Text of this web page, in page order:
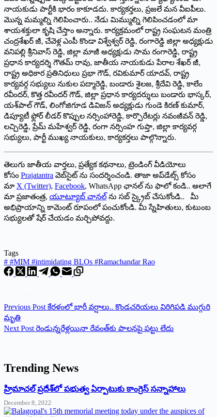
నాయకుడు పార్టీకి భారం కాకూడదు. కార్యకర్తలు, ప్రజలే మన వీఐపీలు.
మొన్న మమ్మల్ని గెలిపించారు.. నేడు మిమ్ముల్ని గెలిపించడంలో మా
శాయశక్తులా కృషి చేస్తాం అన్నారు. కార్యక్రమంలో రాష్ట్ర సంఘటన మంత్రి
చంద్రశేఖర్ జీ, చేవెళ్ల ఎంపీ కొండా విశ్వేశ్వర్ రెడ్డి, రంగారెడ్డి జిల్లా అధ్యక్షుడు
వనిపల్లి శ్రీనివాస్ రెడ్డి, జిల్లా మాజీ అధ్యక్షుడు సామ రంగారెడ్డి, రాష్ట్ర
ప్రధాన కార్యదర్శి గౌతమ్ రావు, జాతీయ నాయకుడు పేరాల శేఖర్ జీ,
రాష్ట్ర అధికార ప్రతినిధులు ప్రభా గౌడ్, రవికుమార్ యాదవ్, రాష్ట్ర
కార్యవర్గ సభ్యులు నుకుల పద్మారెడ్డి, బండారు శైలజ, శ్రీదేవి రెడ్డి, కాలేం
రవీందర్, కొత్త రవీందర్ గౌడ్, జిల్లా ప్రధాన కార్యదర్శులు బండారు భాస్కర్,
యశ్‌పాల్ గౌడ్, లింగోజిగూడ డివిజన్ అధ్యక్షుడు గుండె కిరణ్ కుమార్,
డిప్యూటీ ఫ్లోర్ లీడర్ కొప్పుల నర్సింహారెడ్డి, కార్పొరేటర్లు నవంజీవన్ రెడ్డి,
లచ్చిరెడ్డి, ప్రేమ్ మహేశ్వర్ రెడ్డి, రంగా నర్సింహ గుప్తా, జిల్లా కార్యవర్గ
సభ్యులు, పార్టీ ముఖ్య నాయకులు, కార్యకర్తలు పాల్గొన్నారు.
తెలుగు జాతీయ వార్తలు, ప్రత్యేక కథనాలు, ట్రెండింగ్ వీడియోలు
కోసం Prajatantra వెబ్‌సైట్ ను సందర్శించండి. తాజా అప్‌డేట్స్ కోసం
మా X (Twitter), Facebook, WhatsApp ఛానల్ ను ఫాలో కండి.. అలాగే
మా ప్రజాతంత్ర, యూట్యూబ్ చానల్ ను సబ్ స్క్రైబ్ చేసుకోండి.. మీ
అభిప్రాయాన్ని కామెంట్ రూపంలో పంచుకోండి. మీ స్నేహితులు, కుటుంబ
సభ్యులతో షేర్ చేయడం మర్చిపోవద్దు.
Tags
# #MIM #intimidating BLOs #Ramachandar Rao
Previous Post కేరళంలో భారీ వర్షాలు.. కొండచరియలు విరిగిపడి ముగ్గురి
మృతి
Next Post రెండున్న‌రేళ్ల‌యినా రేవంత్‌కు పాల‌న‌పై ప‌ట్టు లేదు
Trending News
‌హ్రిమాచల్‌ ‌ప్రదేశ్‌లో పభుత్వ ఏర్పాటుకు కాంగ్రెస్‌ ‌సన్నాహాలు
December 8, 2022